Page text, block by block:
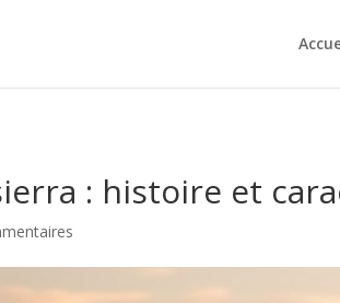
: histoire et